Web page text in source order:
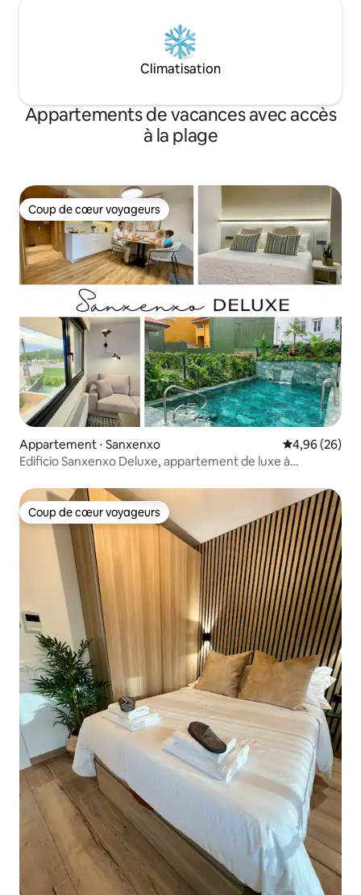
Climatisation
Appartements de vacances avec accès
à la plage
Coup de cœur voyageurs
Coup de cœur voyageurs
Appartement ⋅ Sanxenxo Évaluation
4,96 (26)
Edificio Sanxenxo Deluxe, appartement de luxe à
Coup de cœur voyageurs
Coup de cœur voyageurs